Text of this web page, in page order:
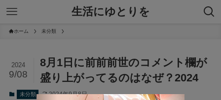
生活にゆとりを
ホーム 未分類
8月1日に前前前世のコメント欄が
盛り上がってるのはなぜ？2024
2024
9/08
未分類 2024年9月8日